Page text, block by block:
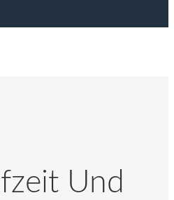
Und